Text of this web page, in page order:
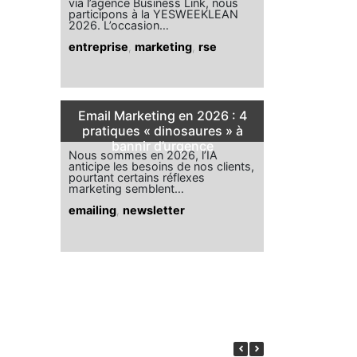
participons à la YESWEEKLEAN
2026. L’occasion…
entreprise marketing rse
Email Marketing en 2026 : 4
pratiques « dinosaures » à
bannir d’urgence
Nous sommes en 2026, l’IA
anticipe les besoins de nos clients,
pourtant certains réflexes
marketing semblent…
emailing, newsletter